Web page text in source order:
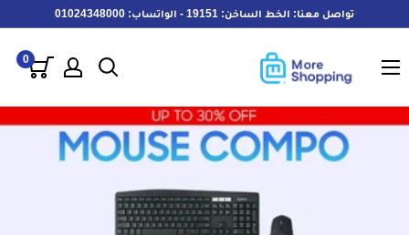
المحتوى
تواصل معنا: الخط الساخن: 19151 - الواتساب: 01024348000
0